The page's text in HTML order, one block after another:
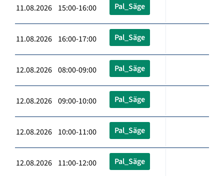
11.08.2026 15:00-16:00 Pal_Säge
11.08.2026 16:00-17:00 Pal_Säge
12.08.2026 08:00-09:00 Pal_Säge
12.08.2026 09:00-10:00 Pal_Säge
12.08.2026 10:00-11:00 Pal_Säge
12.08.2026 11:00-12:00 Pal_Säge